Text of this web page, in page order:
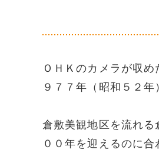
ＯＨＫのカメラが収
９７７年（昭和５２
倉敷美観地区を流れる
００年を迎えるのに合